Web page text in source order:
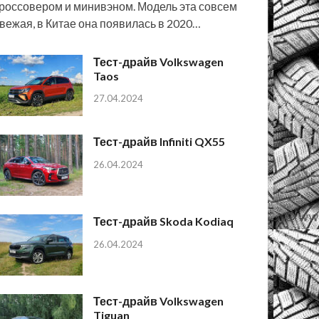
и минивэном. Модель эта совсем
в Китае она появилась в 2020…
Тест-драйв Volkswagen
Taos
27.04.2024
Тест-драйв Infiniti QX55
26.04.2024
Тест-драйв Skoda Kodiaq
26.04.2024
Тест-драйв Volkswagen
Tiguan